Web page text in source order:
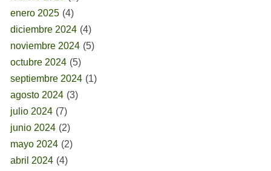
enero 2025 (4)
diciembre 2024 (4)
noviembre 2024 (5)
octubre 2024 (5)
septiembre 2024 (1)
agosto 2024 (3)
julio 2024 (7)
junio 2024 (2)
mayo 2024 (2)
abril 2024 (4)